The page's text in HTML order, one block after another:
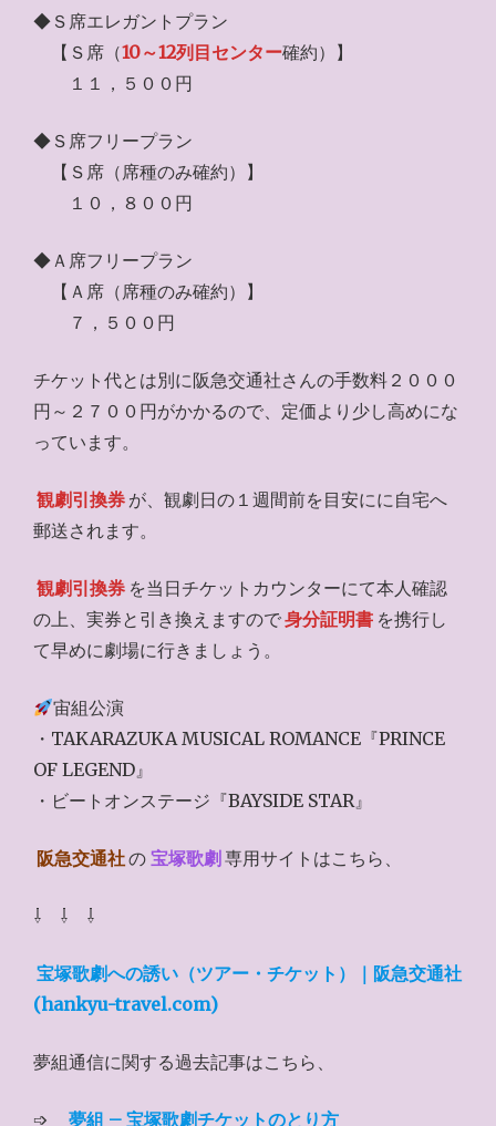
◆Ｓ席エレガントプラン
【Ｓ席（10～12列目センター確約）】
１１，５００円
◆Ｓ席フリープラン
【Ｓ席（席種のみ確約）】
１０，８００円
◆Ａ席フリープラン
【Ａ席（席種のみ確約）】
７，５００円
チケット代とは別に阪急交通社さんの手数料２０００
円～２７００円がかかるので、定価より少し高めにな
っています。
観劇引換券 が、観劇日の１週間前を目安にに自宅へ
郵送されます。
観劇引換券 を当日チケットカウンターにて本人確認
の上、実券と引き換えますので身分証明書 を携行し
て早めに劇場に行きましょう。
宙組公演
・TAKARAZUKA MUSICAL ROMANCE『PRINCE
OF LEGEND』
・ビートオンステージ『BAYSIDE STAR』
阪急交通社の 宝塚歌劇 専用サイトはこちら、
⇩ ⇩ ⇩
宝塚歌劇への誘い（ツアー・チケット）｜阪急交通社
(hankyu-travel.com)
夢組通信に関する過去記事はこちら、
➩ 夢組 – 宝塚歌劇チケットのとり方